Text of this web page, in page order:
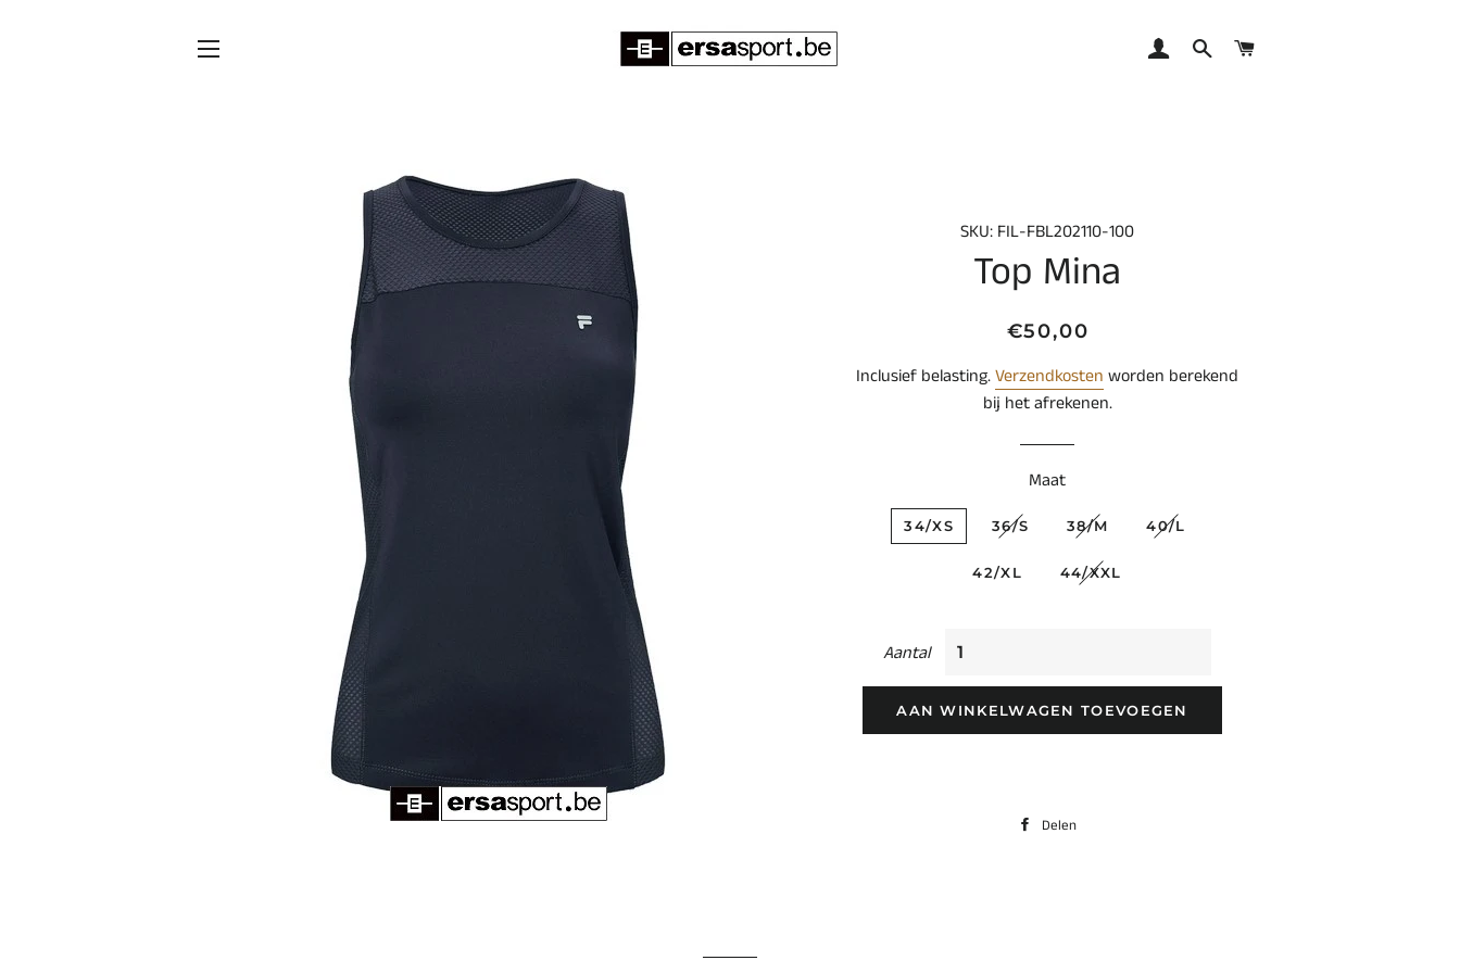
AANMELDEN
ZOEKEN
SKU: FIL-FBL202110-100
Top Mina
Normale
Aanbiedingsprijs
€50,00
Inclusief belasting.Verzendkosten worden berekend
bij het afrekenen.
Maat
34/XS 36/S 38/M 40/L
42/XL 44/XXL
Aantal
AAN WINKELWAGEN TOEVOEGEN
Delen